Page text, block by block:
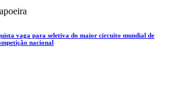
vaga para seletiva do maior circuito mundial de
nacional